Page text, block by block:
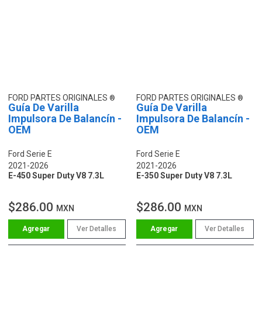
FORD PARTES ORIGINALES
Guía De Varilla
Impulsora De Balancín -
OEM
Ford Serie E
2021-2026
E-450 Super Duty V8 7.3L
$286.00 MXN
Ver Detalles
FORD PARTES ORIGINALES
Guía De Varilla
Impulsora De Balancín -
OEM
Ford Serie E
2021-2026
E-350 Super Duty V8 7.3L
$286.00 MXN
Ver Detalles